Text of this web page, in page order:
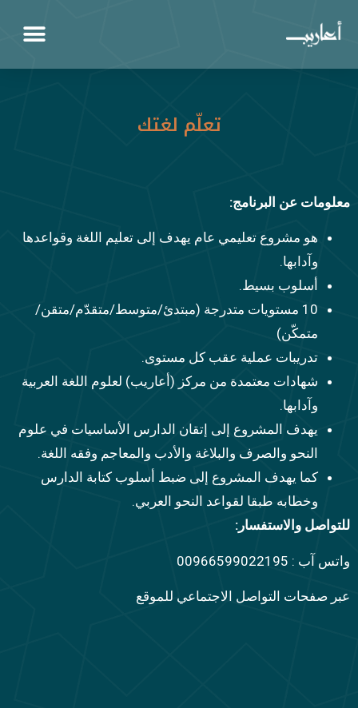
تعلّم لغتك
معلومات عن البرنامج:
هو مشروع تعليمي عام يهدف إلى تعليم اللغة وقواعدها
وآدابها.
أسلوب بسيط.
10 مستويات متدرجة (مبتدئ/متوسط/متقدّم/متقن/
متمكّن)
تدريبات عملية عقب كل مستوى.
شهادات معتمدة من مركز (أعاريب) لعلوم اللغة العربية
وآدابها.
يهدف المشروع إلى إتقان الدارس الأساسيات في علوم
النحو والصرف والبلاغة والأدب والمعاجم وفقه اللغة.
كما يهدف المشروع إلى ضبط أسلوب كتابة الدارس
وخطابه طبقا لقواعد النحو العربي.
للتواصل والاستفسار:
واتس آب : 00966599022195
عبر صفحات التواصل الاجتماعي للموقع